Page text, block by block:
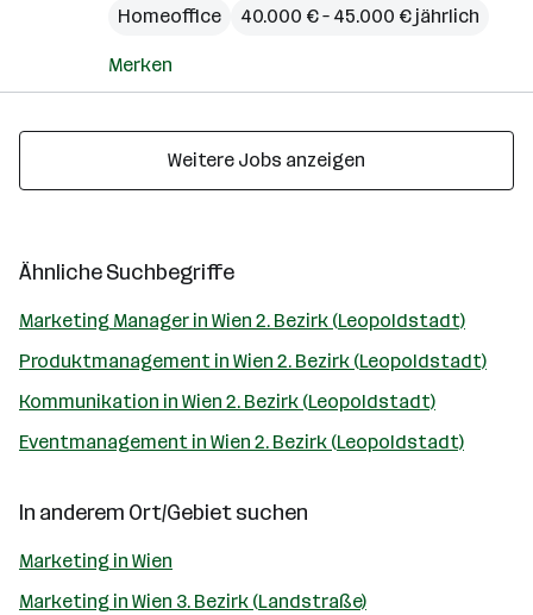
Homeoffice
40.000 € – 45.000 € jährlich
Merken
Weitere Jobs anzeigen
Ähnliche Suchbegriffe
Marketing Manager in Wien 2. Bezirk (Leopoldstadt)
Produktmanagement in Wien 2. Bezirk (Leopoldstadt)
Kommunikation in Wien 2. Bezirk (Leopoldstadt)
Eventmanagement in Wien 2. Bezirk (Leopoldstadt)
In anderem Ort/Gebiet suchen
Marketing in Wien
Marketing in Wien 3. Bezirk (Landstraße)